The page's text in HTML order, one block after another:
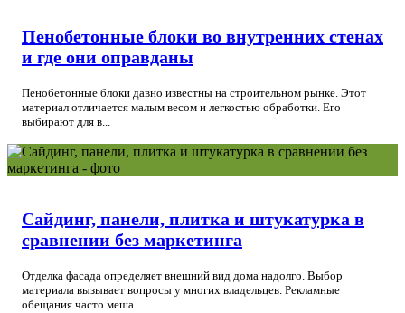
Пенобетонные блоки во внутренних стенах
и где они оправданы
Пенобетонные блоки давно известны на строительном рынке. Этот
материал отличается малым весом и легкостью обработки. Его
выбирают для в...
Сайдинг, панели, плитка и штукатурка в
сравнении без маркетинга
Отделка фасада определяет внешний вид дома надолго. Выбор
материала вызывает вопросы у многих владельцев. Рекламные
обещания часто меша...